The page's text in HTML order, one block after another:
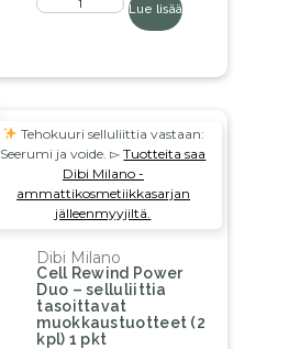
Lue lisää
Tehokuuri selluliittia vastaan:
Seerumi ja voide. ▻Tuotteita saa
Dibi Milano -
ammattikosmetiikkasarjan
jälleenmyyjiltä.
Dibi Milano
Cell Rewind Power
Duo – selluliittia
tasoittavat
muokkaustuotteet (2
kpl) 1 pkt